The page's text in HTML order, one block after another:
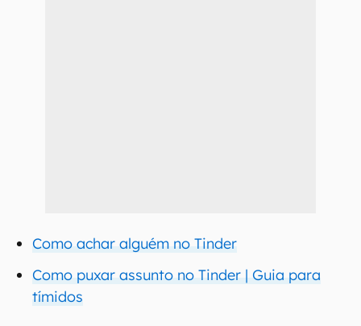
Como achar alguém no Tinder
Como puxar assunto no Tinder | Guia para
tímidos